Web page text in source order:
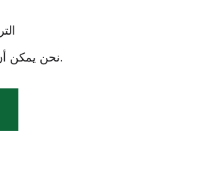
نحن يمكن أن توفر لك المال.